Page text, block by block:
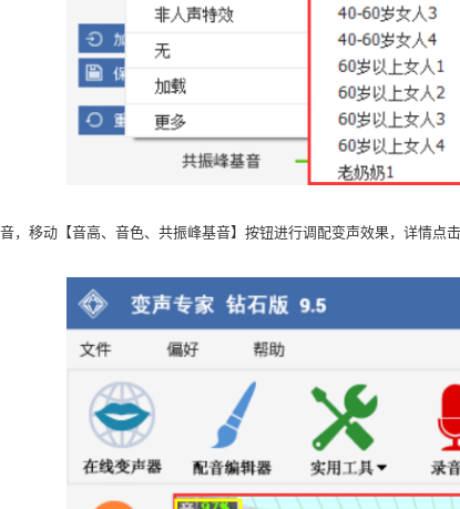
，移动【音高、音色、共振峰基音】按钮进行调配变声效果，详情点击